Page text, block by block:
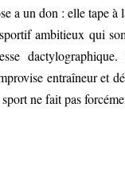
a un don : elle tape
ambitieux qui
entraîneur et
ne fait pas